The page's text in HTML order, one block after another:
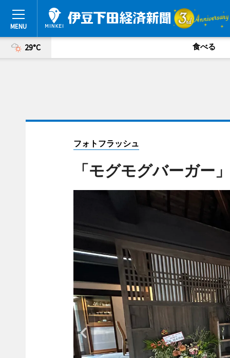
29°C 食べる
フォトフラッシュ
「モグモグバーガー